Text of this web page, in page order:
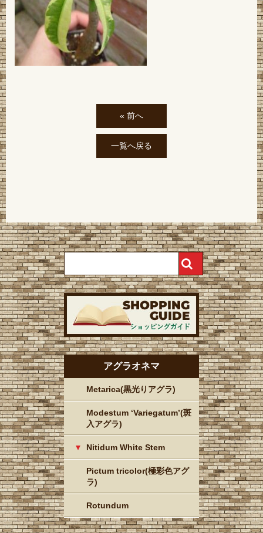
« 前へ
一覧へ戻る
アグラオネマ
Metarica(黒光りアグラ)
Modestum ‘Variegatum’(斑
入アグラ)
Nitidum White Stem
Pictum tricolor(極彩色アグ
ラ)
Rotundum